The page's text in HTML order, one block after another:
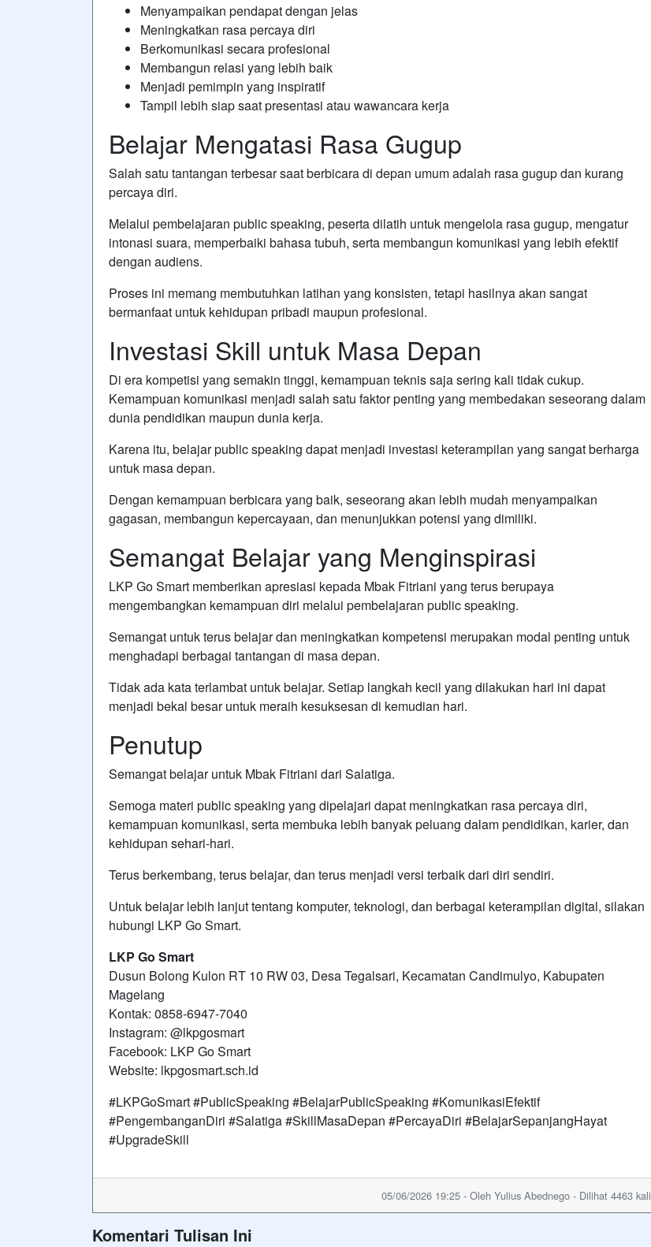
Menyampaikan pendapat dengan jelas
Meningkatkan rasa percaya diri
Berkomunikasi secara profesional
Membangun relasi yang lebih baik
Menjadi pemimpin yang inspiratif
Tampil lebih siap saat presentasi atau wawancara kerja
Belajar Mengatasi Rasa Gugup
Salah satu tantangan terbesar saat berbicara di depan umum adalah rasa gugup dan kurang
percaya diri.
Melalui pembelajaran public speaking, peserta dilatih untuk mengelola rasa gugup, mengatur
intonasi suara, memperbaiki bahasa tubuh, serta membangun komunikasi yang lebih efektif
dengan audiens.
Proses ini memang membutuhkan latihan yang konsisten, tetapi hasilnya akan sangat
bermanfaat untuk kehidupan pribadi maupun profesional.
Investasi Skill untuk Masa Depan
Di era kompetisi yang semakin tinggi, kemampuan teknis saja sering kali tidak cukup.
Kemampuan komunikasi menjadi salah satu faktor penting yang membedakan seseorang dalam
dunia pendidikan maupun dunia kerja.
Karena itu, belajar public speaking dapat menjadi investasi keterampilan yang sangat berharga
untuk masa depan.
Dengan kemampuan berbicara yang baik, seseorang akan lebih mudah menyampaikan
gagasan, membangun kepercayaan, dan menunjukkan potensi yang dimiliki.
Semangat Belajar yang Menginspirasi
LKP Go Smart memberikan apresiasi kepada Mbak Fitriani yang terus berupaya
mengembangkan kemampuan diri melalui pembelajaran public speaking.
Semangat untuk terus belajar dan meningkatkan kompetensi merupakan modal penting untuk
menghadapi berbagai tantangan di masa depan.
Tidak ada kata terlambat untuk belajar. Setiap langkah kecil yang dilakukan hari ini dapat
menjadi bekal besar untuk meraih kesuksesan di kemudian hari.
Penutup
Semangat belajar untuk Mbak Fitriani dari Salatiga.
Semoga materi public speaking yang dipelajari dapat meningkatkan rasa percaya diri,
kemampuan komunikasi, serta membuka lebih banyak peluang dalam pendidikan, karier, dan
kehidupan sehari-hari.
Terus berkembang, terus belajar, dan terus menjadi versi terbaik dari diri sendiri.
Untuk belajar lebih lanjut tentang komputer, teknologi, dan berbagai keterampilan digital, silakan
hubungi LKP Go Smart.
LKP Go Smart
Dusun Bolong Kulon RT 10 RW 03, Desa Tegalsari, Kecamatan Candimulyo, Kabupaten
Magelang
Kontak: 0858-6947-7040
Instagram: @lkpgosmart
Facebook: LKP Go Smart
Website: lkpgosmart.sch.id
#LKPGoSmart #PublicSpeaking #BelajarPublicSpeaking #KomunikasiEfektif
#PengembanganDiri #Salatiga #SkillMasaDepan #PercayaDiri #BelajarSepanjangHayat
#UpgradeSkill
05/06/2026 19:25 - Oleh Yulius Abednego - Dilihat 4463 kali
Komentari Tulisan Ini